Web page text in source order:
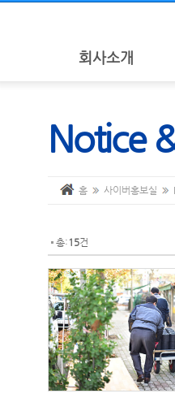
회사소개
Notice
홈 사이버홍보실
총:15건